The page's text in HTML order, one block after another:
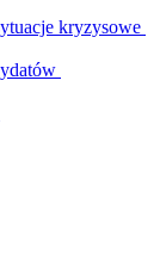
kryzysowe